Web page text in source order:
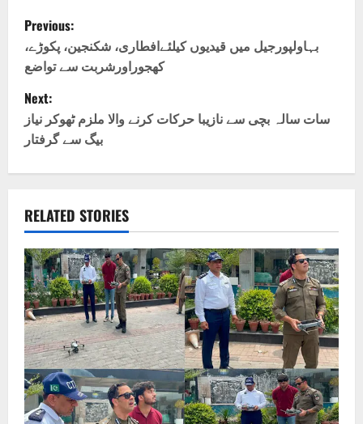
P
o
s
t
n
v
i
g
a
t
i
Previous:
بہاولپورجیل میں قیدیوں کیلئےافطاری، شکنجین، پکوڑے،
کھجوراورشربت سے تواضع
Next:
سات سالہ بچی سے نازیبا حرکات کرنے والا ملزم ٹھوکر نیاز
بیگ سے گرفتار
RELATED STORIES